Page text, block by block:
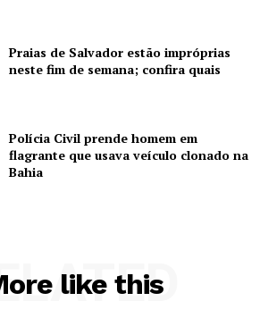
Praias de Salvador estão impróprias
neste fim de semana; confira quais
Polícia Civil prende homem em
flagrante que usava veículo clonado na
Bahia
like this